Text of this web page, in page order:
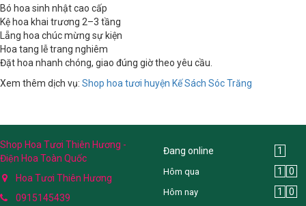
Bó hoa sinh nhật cao cấp
Kệ hoa khai trương 2–3 tầng
Lẵng hoa chúc mừng sự kiện
Hoa tang lễ trang nghiêm
Đặt hoa nhanh chóng, giao đúng giờ theo yêu cầu.
Xem thêm dịch vụ: Shop hoa tươi huyện Kế Sách Sóc Trăng
Shop Hoa Tươi Thiên Hương -
Điện Hoa Toàn Quốc
Hoa Tươi Thiên Hương
0915145439
Đang online 1
Hôm qua 1 0
Hôm nay 1 0